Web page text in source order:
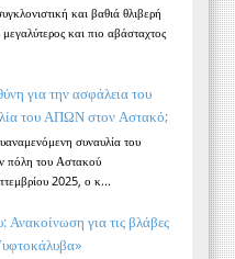
και βαθιά θλιβερή
και πιο αβάσταχτος
για την ασφάλεια του
του ΑΠΩΝ στον Αστακό;
συναυλία του
πόλη του Αστακού
2025, ο κ...
Ανακοίνωση για τις βλάβες